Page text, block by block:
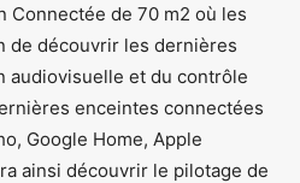
Connectée de 70 m2 où les
de découvrir les dernières
audiovisuelle et du contrôle
enceintes connectées
Google Home, Apple
ainsi découvrir le pilotage de